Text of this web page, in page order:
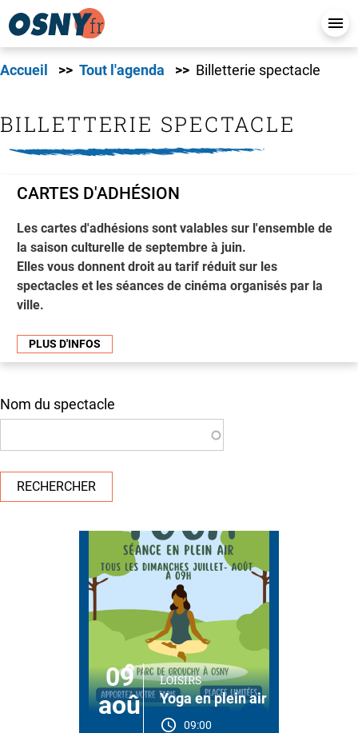
Accueil Tout l'agenda Billetterie spectacle
BILLETTERIE SPECTACLE
CARTES D'ADHÉSION
Les cartes d'adhésions sont valables sur l'ensemble de
la saison culturelle de septembre à juin.
Elles vous donnent droit au tarif réduit sur les
spectacles et les séances de cinéma organisés par la
ville.
PLUS D'INFOS
Nom du spectacle
RECHERCHER
09
aoû
LOISIRS
Yoga en plein air
09:00